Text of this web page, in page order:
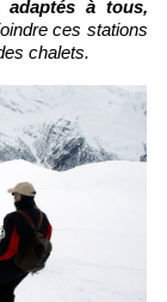
à tous,
ces stations
chalets.